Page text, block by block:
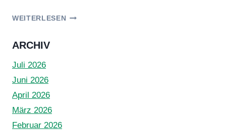
WEITERLESENAIKIDO
ARCHIV
Juli 2026
Juni 2026
April 2026
März 2026
Februar 2026